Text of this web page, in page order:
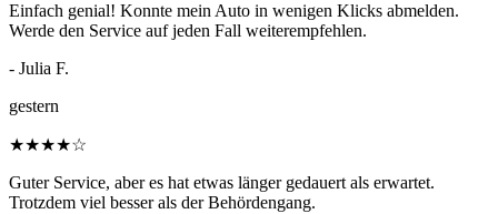
Einfach genial! Konnte mein Auto in wenigen Klicks abmelden.
Werde den Service auf jeden Fall weiterempfehlen.
- Julia F.
gestern
★★★★☆
Guter Service, aber es hat etwas länger gedauert als erwartet.
Trotzdem viel besser als der Behördengang.